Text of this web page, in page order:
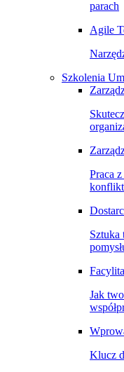
parach
Agile
Szkolenia
Praca
Sztuka
Jak
Klucz